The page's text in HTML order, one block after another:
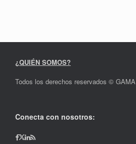
¿QUIÉN SOMOS?
Todos los derechos reservados © GAMA
Conecta con nosotros: